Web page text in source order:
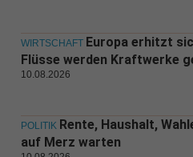
WIRTSCHAFT Europa erhitzt
Flüsse werden Kraftwerke
10.08.2026
POLITIK Rente, Haushalt,
auf Merz warten